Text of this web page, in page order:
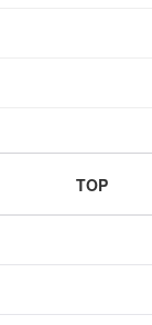
TOP